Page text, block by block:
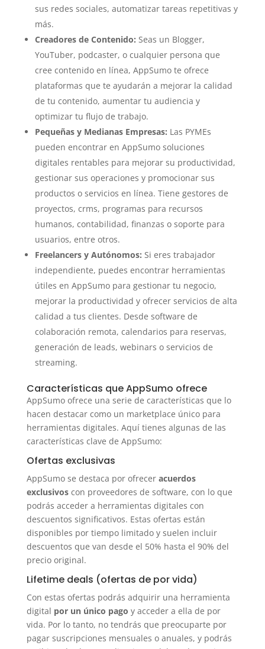
sus redes sociales, automatizar tareas repetitivas y
más.
Creadores de Contenido: Seas un Blogger,
YouTuber, podcaster, o cualquier persona que
cree contenido en línea, AppSumo te ofrece
plataformas que te ayudarán a mejorar la calidad
de tu contenido, aumentar tu audiencia y
optimizar tu flujo de trabajo.
Pequeñas y Medianas Empresas: Las PYMEs
pueden encontrar en AppSumo soluciones
digitales rentables para mejorar su productividad,
gestionar sus operaciones y promocionar sus
productos o servicios en línea. Tiene gestores de
proyectos, crms, programas para recursos
humanos, contabilidad, finanzas o soporte para
usuarios, entre otros.
Freelancers y Autónomos: Si eres trabajador
independiente, puedes encontrar herramientas
útiles en AppSumo para gestionar tu negocio,
mejorar la productividad y ofrecer servicios de alta
calidad a tus clientes. Desde software de
colaboración remota, calendarios para reservas,
generación de leads, webinars o servicios de
streaming.
Características que AppSumo ofrece
AppSumo ofrece una serie de características que lo
hacen destacar como un marketplace único para
herramientas digitales. Aquí tienes algunas de las
características clave de AppSumo:
Ofertas exclusivas
AppSumo se destaca por ofrecer acuerdos
exclusivoscon proveedores de software, con lo que
podrás acceder a herramientas digitales con
descuentos significativos. Estas ofertas están
disponibles por tiempo limitado y suelen incluir
descuentos que van desde el 50% hasta el 90% del
precio original.
Lifetime deals (ofertas de por vida)
Con estas ofertas podrás adquirir una herramienta
digital por un único pago y acceder a ella de por
vida. Por lo tanto, no tendrás que preocuparte por
pagar suscripciones mensuales o anuales, y podrás